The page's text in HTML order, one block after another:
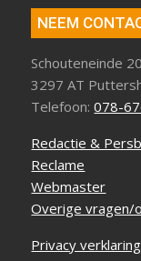
NEEM
Schouteneinde
3297 AT
Telefoon:078-
Redactie &
Reclame
Webmaster
Overige vragen/
Privacy verklaring